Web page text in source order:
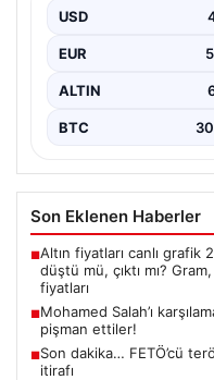
USD
EUR
ALTIN
BTC
Son Eklenen Haberler
■Altın fiyatları canlı grafik
düştü mü, çıktı mı?
fiyatları
■Mohamed Salah’ı
pişman ettiler!
■Son dakika… FETÖ’cü
itirafı